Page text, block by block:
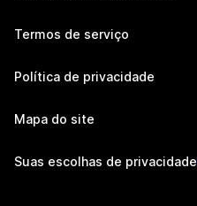
Termos de serviço
Política de privacidade
Mapa do site
Suas escolhas de privacidade